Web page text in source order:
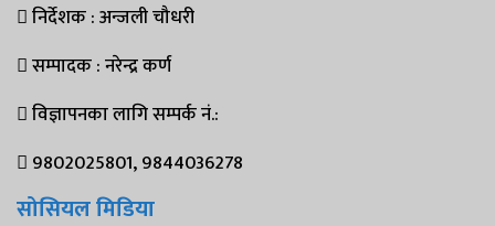
निर्देशक : अन्जली चौधरी
सम्पादक : नरेन्द्र कर्ण
विज्ञापनका लागि सम्पर्क नं.:
9802025801, 9844036278
सोसियल मिडिया